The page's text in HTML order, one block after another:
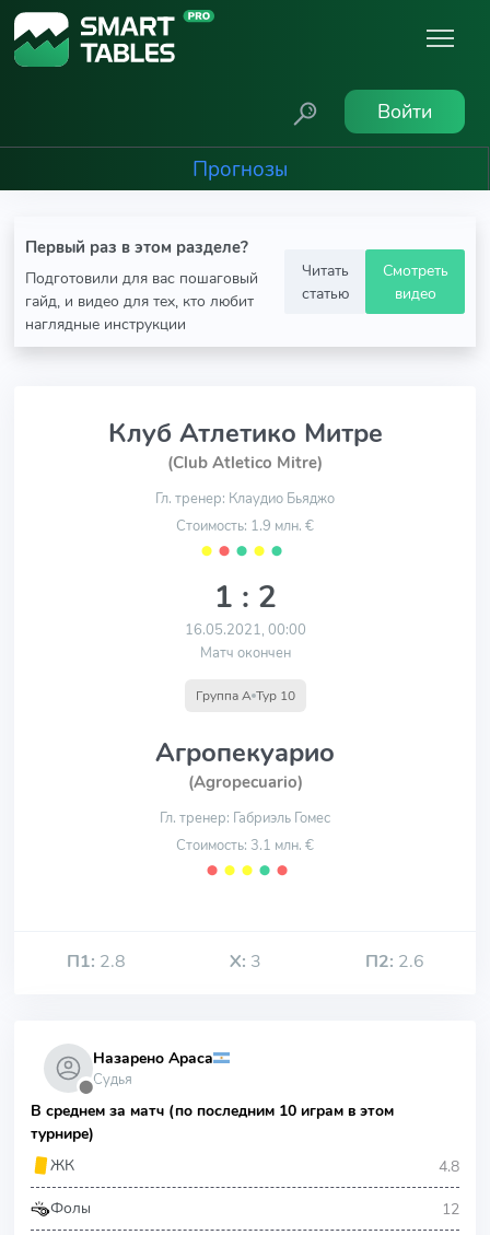
Войти
Прогнозы
Первый раз в этом разделе?
Подготовили для вас пошаговый
гайд, и видео для тех, кто любит
наглядные инструкции
Читать
статью
Смотреть
видео
Клуб Атлетико Митре
(Club Atletico Mitre)
Гл. тренер: Клаудио Бьяджо
Стоимость: 1.9 млн. €
⬤ ⬤ ⬤ ⬤ ⬤
1 : 2
16.05.2021, 00:00
Матч окончен
Группа A Тур 10
Агропекуарио
(Agropecuario)
Гл. тренер: Габриэль Гомес
Стоимость: 3.1 млн. €
⬤ ⬤ ⬤ ⬤ ⬤
П1: 2.8 Х: 3 П2: 2.6
⬤
Назарено Араса
Судья
В среднем за матч (по последним 10 играм в этом
турнире)
ЖК
4.8
Фолы 12